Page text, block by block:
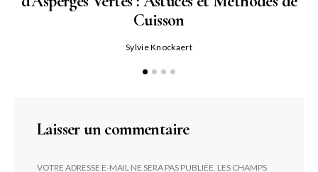
Cuisson
Sylvie Knockaert
Laisser un commentaire
VOTRE ADRESSE E-MAIL NE SERA PAS PUBLIÉE. LES CHAMPS